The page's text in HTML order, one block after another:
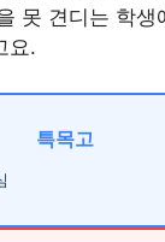
못 견디는 학생
요.
특목고